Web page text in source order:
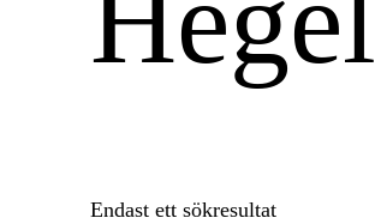
Endast ett sökresultat